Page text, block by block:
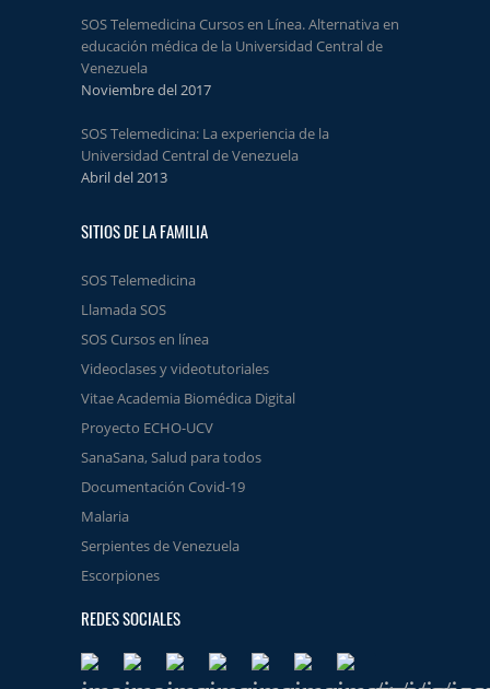
SOS Telemedicina Cursos en Línea. Alternativa en
educación médica de la Universidad Central de
Venezuela
Noviembre del 2017
SOS Telemedicina: La experiencia de la
Universidad Central de Venezuela
Abril del 2013
SITIOS DE LA FAMILIA
SOS Telemedicina
Llamada SOS
SOS Cursos en línea
Videoclases y videotutoriales
Vitae Academia Biomédica Digital
Proyecto ECHO-UCV
SanaSana, Salud para todos
Documentación Covid-19
Malaria
Serpientes de Venezuela
Escorpiones
REDES SOCIALES